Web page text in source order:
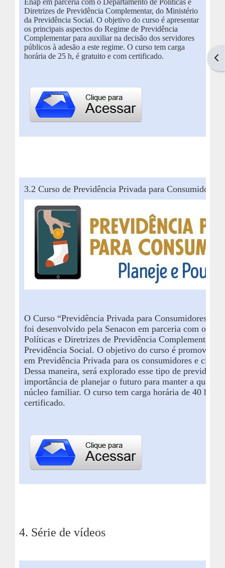
Enap em parceria com o Departamento de Políticas e
Diretrizes de Previdência Complementar, do Ministério
da Previdência Social. O objetivo do curso é apresentar
os principais aspectos do Regime de Previdência
Complementar para auxiliar na decisão dos servidores
públicos à adesão a este regime. O curso tem carga
horária de 25 h, é gratuito e com certificado.
3.2 Curso de Previdência Privada para Consumidores
O Curso “Previdência Privada para Consumidores:
foi desenvolvido pela Senacon em parceria com o
Políticas e Diretrizes de Previdência Complementar,
Previdência Social. O objetivo do curso é promover
em Previdência Privada para os consumidores e
Dessa maneira, será explorado esse tipo de
importância de planejar o futuro para manter a
núcleo familiar. O curso tem carga horária de 40h, é
certificado.
4. Série de vídeos